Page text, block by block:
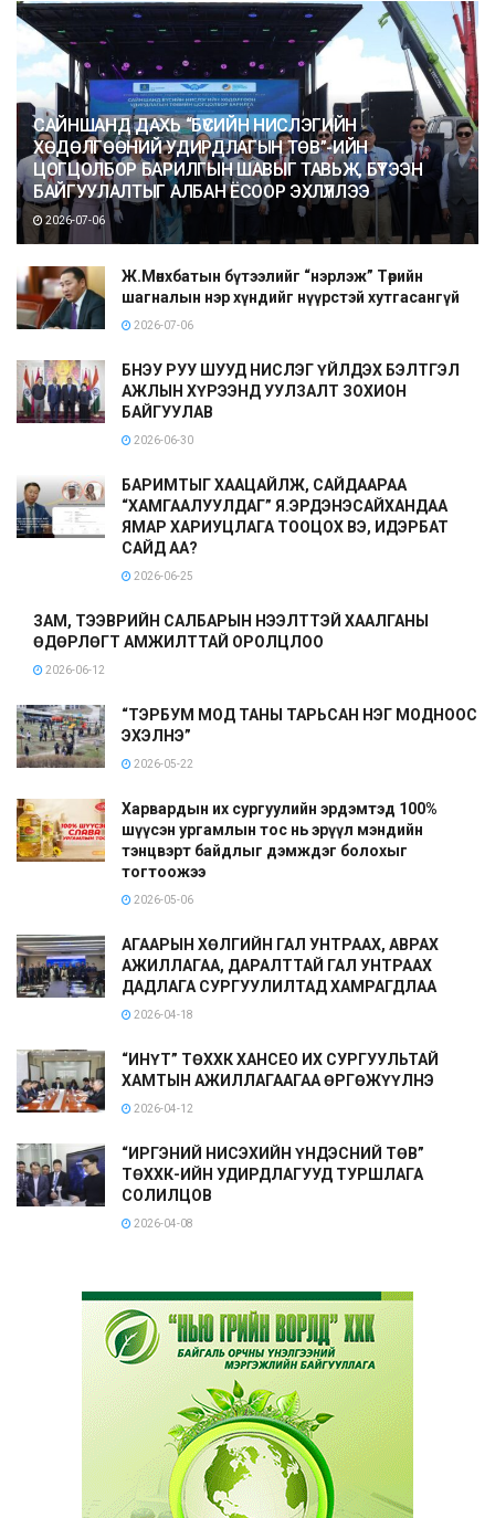
САЙНШАНД ДАХЬ “БҮСИЙН НИСЛЭГИЙН
ХӨДӨЛГӨӨНИЙ УДИРДЛАГЫН ТӨВ”-ИЙН
ЦОГЦОЛБОР БАРИЛГЫН ШАВЫГ ТАВЬЖ, БҮТЭЭН
БАЙГУУЛАЛТЫГ АЛБАН ЁСООР ЭХЛҮҮЛЛЭЭ
2026-07-06
Ж.Мөнхбатын бүтээлийг “нэрлэж” Төрийн
шагналын нэр хүндийг нүүрстэй хутгасангүй
2026-07-06
БНЭУ РУУ ШУУД НИСЛЭГ ҮЙЛДЭХ БЭЛТГЭЛ
АЖЛЫН ХҮРЭЭНД УУЛЗАЛТ ЗОХИОН
БАЙГУУЛАВ
2026-06-30
БАРИМТЫГ ХААЦАЙЛЖ, САЙДААРАА
“ХАМГААЛУУЛДАГ” Я.ЭРДЭНЭСАЙХАНДАА
ЯМАР ХАРИУЦЛАГА ТООЦОХ ВЭ, ИДЭРБАТ
САЙД АА?
2026-06-25
ЗАМ, ТЭЭВРИЙН САЛБАРЫН НЭЭЛТТЭЙ ХААЛГАНЫ
ӨДӨРЛӨГТ АМЖИЛТТАЙ ОРОЛЦЛОО
2026-06-12
“ТЭРБУМ МОД ТАНЫ ТАРЬСАН НЭГ МОДНООС
ЭХЭЛНЭ”
2026-05-22
Харвардын их сургуулийн эрдэмтэд 100%
шүүсэн ургамлын тос нь эрүүл мэндийн
тэнцвэрт байдлыг дэмждэг болохыг
тогтоожээ
2026-05-06
АГААРЫН ХӨЛГИЙН ГАЛ УНТРААХ, АВРАХ
АЖИЛЛАГАА, ДАРАЛТТАЙ ГАЛ УНТРААХ
ДАДЛАГА СУРГУУЛИЛТАД ХАМРАГДЛАА
2026-04-18
“ИНҮТ” ТӨХХК ХАНСЕО ИХ СУРГУУЛЬТАЙ
ХАМТЫН АЖИЛЛАГААГАА ӨРГӨЖҮҮЛНЭ
2026-04-12
“ИРГЭНИЙ НИСЭХИЙН ҮНДЭСНИЙ ТӨВ”
ТӨХХК-ИЙН УДИРДЛАГУУД ТУРШЛАГА
СОЛИЛЦОВ
2026-04-08